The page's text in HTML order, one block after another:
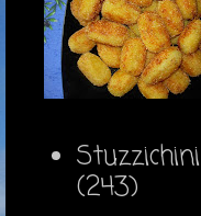
Stuzzichini
(243)